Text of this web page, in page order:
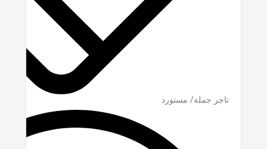
تاجر جملة/ مستورد